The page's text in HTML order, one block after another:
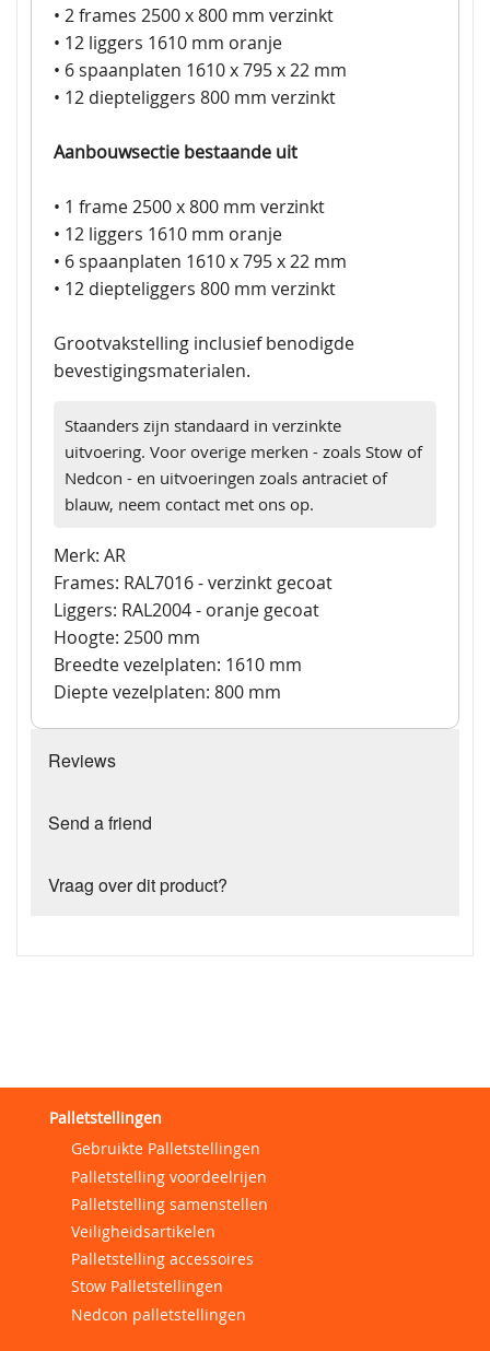
• 2 frames 2500 x 800 mm verzinkt
• 12 liggers 1610 mm oranje
• 6 spaanplaten 1610 x 795 x 22 mm
• 12 diepteliggers 800 mm verzinkt
Aanbouwsectie bestaande uit
• 1 frame 2500 x 800 mm verzinkt
• 12 liggers 1610 mm oranje
• 6 spaanplaten 1610 x 795 x 22 mm
• 12 diepteliggers 800 mm verzinkt
Grootvakstelling inclusief benodigde
bevestigingsmaterialen.
Staanders zijn standaard in verzinkte
uitvoering. Voor overige merken - zoals Stow of
Nedcon - en uitvoeringen zoals antraciet of
blauw, neem contact met ons op.
Merk: AR
Frames: RAL7016 - verzinkt gecoat
Liggers: RAL2004 - oranje gecoat
Hoogte: 2500 mm
Breedte vezelplaten: 1610 mm
Diepte vezelplaten: 800 mm
Reviews
Send a friend
Vraag over dit product?
Palletstellingen
Gebruikte Palletstellingen
Palletstelling voordeelrijen
Palletstelling samenstellen
Veiligheidsartikelen
Palletstelling accessoires
Stow Palletstellingen
Nedcon palletstellingen